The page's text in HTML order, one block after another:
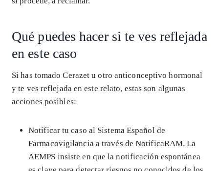
Qué puedes hacer si te ves reflejada
en este caso
Si has tomado Cerazet u otro anticonceptivo hormonal
y te ves reflejada en este relato, estas son algunas
acciones posibles:
Notificar tu caso al Sistema Español de
Farmacovigilancia a través de NotificaRAM. La
AEMPS insiste en que la notificación espontánea